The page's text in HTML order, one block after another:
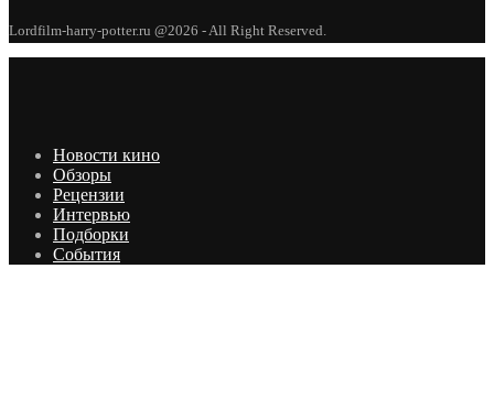
Lordfilm-harry-potter.ru @2026 - All Right Reserved.
Новости кино
Обзоры
Рецензии
Интервью
Подборки
События